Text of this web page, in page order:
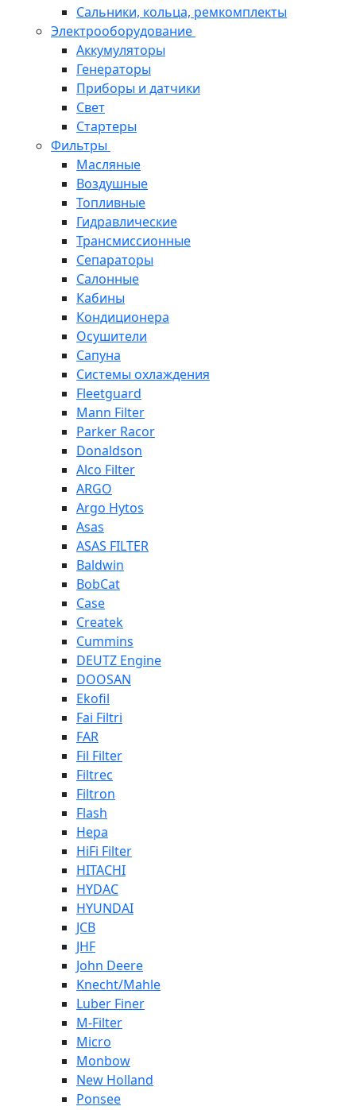
Сальники, кольца, ремкомплекты
Электрооборудование
Аккумуляторы
Генераторы
Приборы и датчики
Свет
Стартеры
Фильтры
Масляные
Воздушные
Топливные
Гидравлические
Трансмиссионные
Сепараторы
Салонные
Кабины
Кондиционера
Осушители
Сапуна
Системы охлаждения
Fleetguard
Mann Filter
Parker Racor
Donaldson
Alco Filter
ARGO
Argo Hytos
Asas
ASAS FILTER
Baldwin
BobCat
Case
Createk
Cummins
DEUTZ Engine
DOOSAN
Ekofil
Fai Filtri
FAR
Fil Filter
Filtrec
Filtron
Flash
Hepa
HiFi Filter
HITACHI
HYDAC
HYUNDAI
JCB
JHF
John Deere
Knecht/Mahle
Luber Finer
M-Filter
Micro
Monbow
New Holland
Ponsee